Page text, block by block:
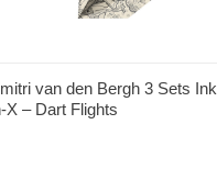
van den Bergh 3 Sets Ink
X – Dart Flights